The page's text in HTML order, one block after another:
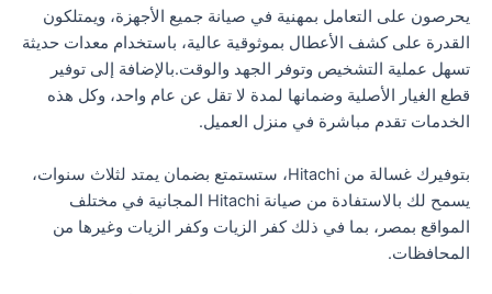
يحرصون على التعامل بمهنية في صيانة جميع الأجهزة، ويمتلكون
القدرة على كشف الأعطال بموثوقية عالية، باستخدام معدات حديثة
تسهل عملية التشخيص وتوفر الجهد والوقت.بالإضافة إلى توفير
قطع الغيار الأصلية وضمانها لمدة لا تقل عن عام واحد، وكل هذه
الخدمات تقدم مباشرة في منزل العميل.
بتوفيرك غسالة من Hitachi، ستستمتع بضمان يمتد لثلاث سنوات،
يسمح لك بالاستفادة من صيانة Hitachi المجانية في مختلف
المواقع بمصر، بما في ذلك كفر الزيات وكفر الزيات وغيرها من
المحافظات.